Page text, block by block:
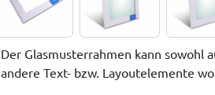
Der Glasmusterrahmen kann sowohl
andere Text- bzw. Layoutelemente